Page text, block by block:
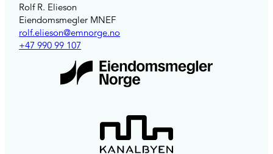
Rolf R. Elieson
Eiendomsmegler MNEF
rolf.elieson@emnorge.no
+47 990 99 107